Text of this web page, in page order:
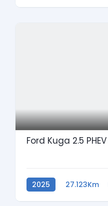
Ford Kuga 2.5
2025 27.123Km